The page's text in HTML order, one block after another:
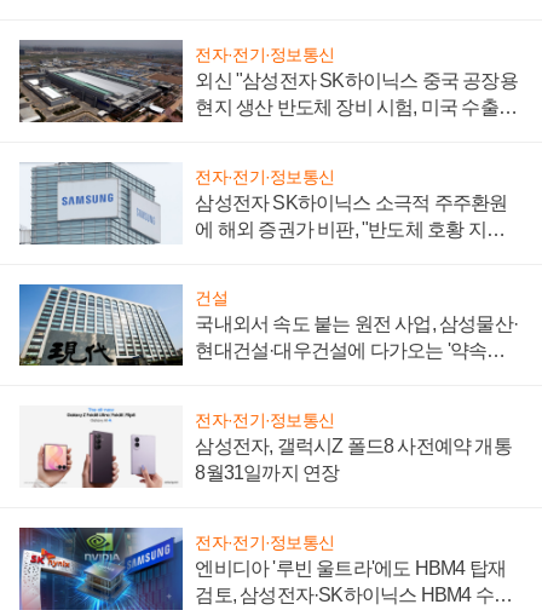
전자·전기·정보통신
외신 "삼성전자 SK하이닉스 중국 공장용
현지 생산 반도체 장비 시험, 미국 수출통
전자·전기·정보통신
삼성전자 SK하이닉스 소극적 주주환원
에 해외 증권가 비판, "반도체 호황 지속
건설
국내외서 속도 붙는 원전 사업, 삼성물산·
현대건설·대우건설에 다가오는 '약속의
전자·전기·정보통신
삼성전자, 갤럭시Z 폴드8 사전예약 개통
8월31일까지 연장
전자·전기·정보통신
엔비디아 '루빈 울트라'에도 HBM4 탑재
검토, 삼성전자·SK하이닉스 HBM4 수율